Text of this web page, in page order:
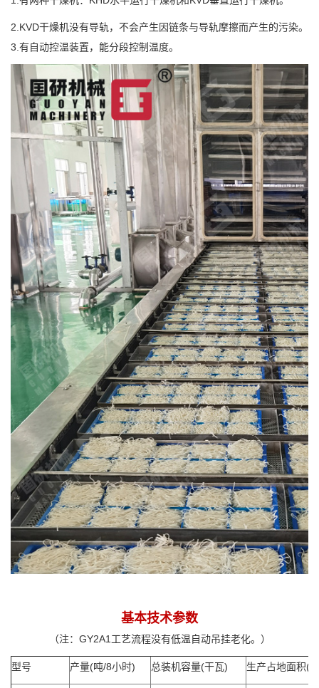
2.KVD干燥机没有导轨，不会产生因链条与导轨摩擦而产生的污染。
3.有自动控温装置，能分段控制温度。
基本技术参数
（注：GY2A1工艺流程没有低温自动吊挂老化。）
型号 产量(吨/8小时) 总装机容量(干瓦) 生产占地面积